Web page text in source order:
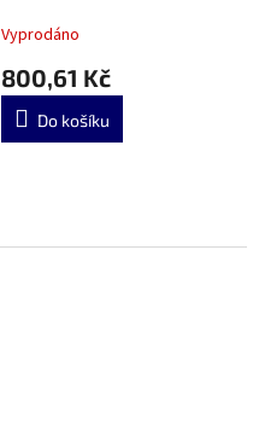
Vyprodáno
800,61 Kč
Do košíku